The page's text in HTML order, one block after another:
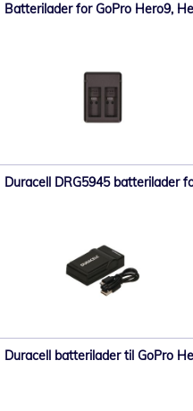
Batterilader for GoPro Hero9,
Duracell DRG5945 batterilader
Duracell batterilader til GoPro